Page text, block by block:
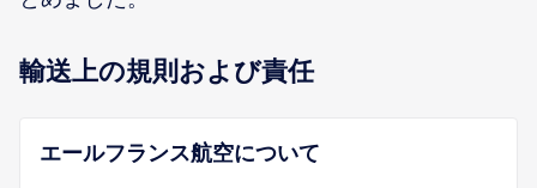
輸送上の規則および責任
エールフランス航空について